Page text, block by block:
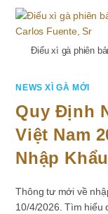
Điếu xì gà phiên
NEWS XÌ GÀ MỚI
Quy Định
Việt Nam
Nhập
Thông tư mới về
10/4/2026. Tìm hiểu